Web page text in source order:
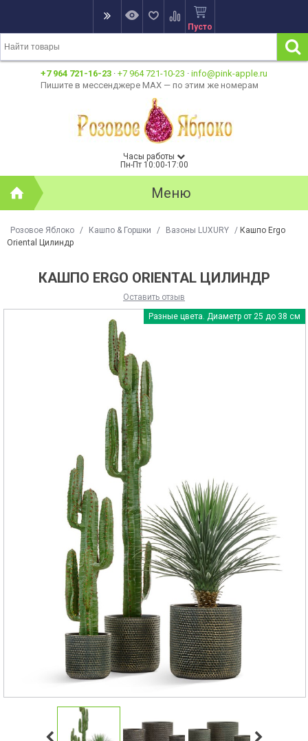
Пусто
+7 964 721-16-23 · +7 964 721-10-23 · info@pink-apple.ru
Пишите в мессенджере MAX — по этим же номерам
Часы работы
Пн-Пт 10:00-17:00
Меню
Розовое Яблоко / Кашпо & Горшки / Вазоны LUXURY / Кашпо Ergo
Oriental Цилиндр
КАШПО ERGO ORIENTAL ЦИЛИНДР
Оставить отзыв
Разные цвета. Диаметр от 25 до 38 см